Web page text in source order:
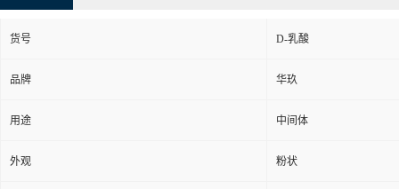
货号 D-乳酸
品牌 华玖
用途 中间体
外观 粉状